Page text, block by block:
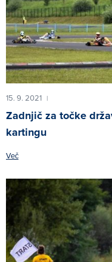
15. 9. 2021 |
Zadnjič za točke
kartingu
Več